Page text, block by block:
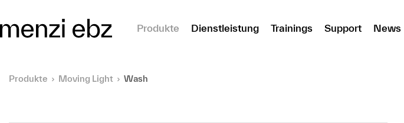
Produkte
Dienstleistung Trainings Support News
Produkte Moving Light Wash